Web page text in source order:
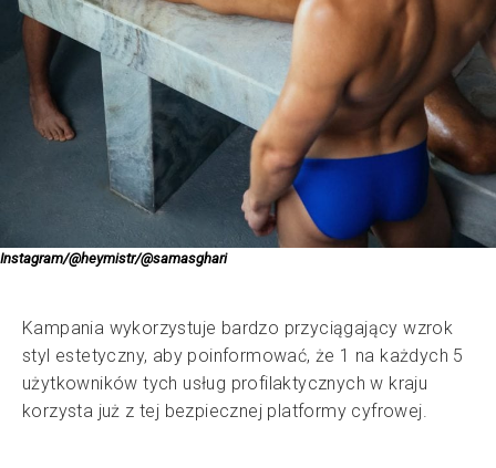
Instagram/@heymistr/@samasghari
Kampania wykorzystuje bardzo przyciągający wzrok
styl estetyczny, aby poinformować, że 1 na każdych 5
użytkowników tych usług profilaktycznych w kraju
korzysta już z tej bezpiecznej platformy cyfrowej.